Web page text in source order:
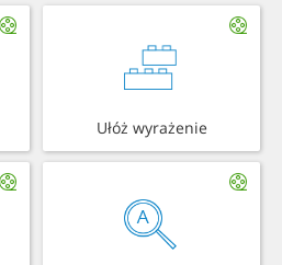
Ułóż wyrażenie